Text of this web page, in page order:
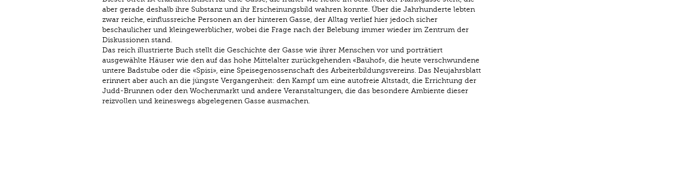
aber gerade deshalb ihre Substanz und ihr Erscheinungsbild wahren konnte. Über die Jahrhunderte lebten
zwar reiche, einflussreiche Personen an der hinteren Gasse, der Alltag verlief hier jedoch sicher
beschaulicher und kleingewerblicher, wobei die Frage nach der Belebung immer wieder im Zentrum der
Diskussionen stand.
Das reich illustrierte Buch stellt die Geschichte der Gasse wie ihrer Menschen vor und porträtiert
ausgewählte Häuser wie den auf das hohe Mittelalter zurückgehenden «Bauhof», die heute verschwundene
untere Badstube oder die «Spisi», eine Speisegenossenschaft des Arbeiterbildungsvereins. Das Neujahrsblatt
erinnert aber auch an die jüngste Vergangenheit: den Kampf um eine autofreie Altstadt, die Errichtung der
Judd-Brunnen oder den Wochenmarkt und andere Veranstaltungen, die das besondere Ambiente dieser
reizvollen und keineswegs abgelegenen Gasse ausmachen.